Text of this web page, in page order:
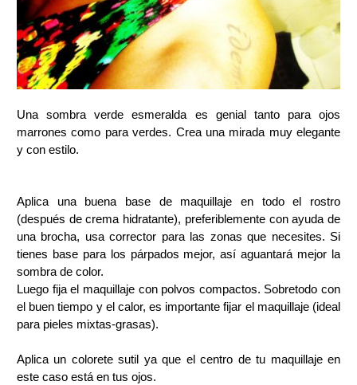
Una sombra verde esmeralda es genial tanto para ojos
marrones como para verdes. Crea una mirada muy elegante
y con estilo.
Aplica una buena base de maquillaje en todo el rostro
(después de crema hidratante), preferiblemente con ayuda de
una brocha, usa corrector para las zonas que necesites. Si
tienes base para los párpados mejor, así aguantará mejor la
sombra de color.
Luego fija el maquillaje con polvos compactos. Sobretodo con
el buen tiempo y el calor, es importante fijar el maquillaje (ideal
para pieles mixtas-grasas).
Aplica un colorete sutil ya que el centro de tu maquillaje en
este caso está en tus ojos.